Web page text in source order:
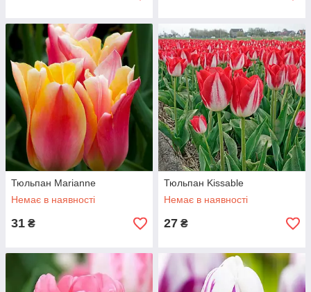
Тюльпан Marianne
Немає в наявності
31 ₴
Тюльпан Kissable
Немає в наявності
27 ₴